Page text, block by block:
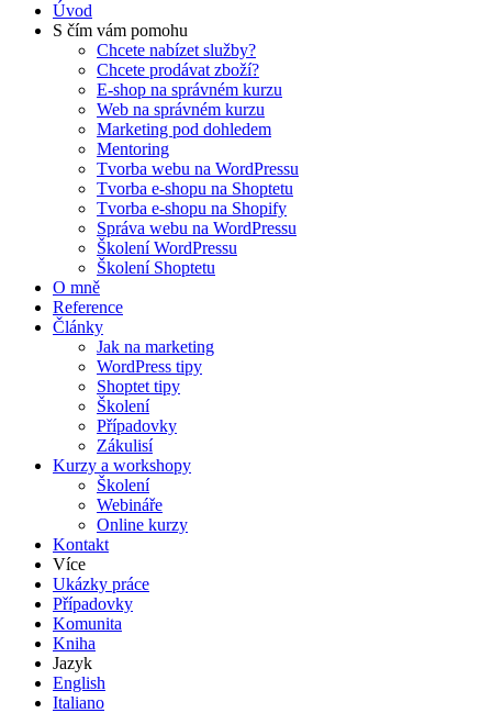
Úvod
S čím vám pomohu
Chcete nabízet služby?
Chcete prodávat zboží?
E-shop na správném kurzu
Web na správném kurzu
Marketing pod dohledem
Mentoring
Tvorba webu na WordPressu
Tvorba e-shopu na Shoptetu
Tvorba e-shopu na Shopify
Správa webu na WordPressu
Školení WordPressu
Školení Shoptetu
O mně
Reference
Články
Jak na marketing
WordPress tipy
Shoptet tipy
Školení
Případovky
Zákulisí
Kurzy a workshopy
Školení
Webináře
Online kurzy
Kontakt
Více
Ukázky práce
Případovky
Komunita
Kniha
Jazyk
English
Italiano